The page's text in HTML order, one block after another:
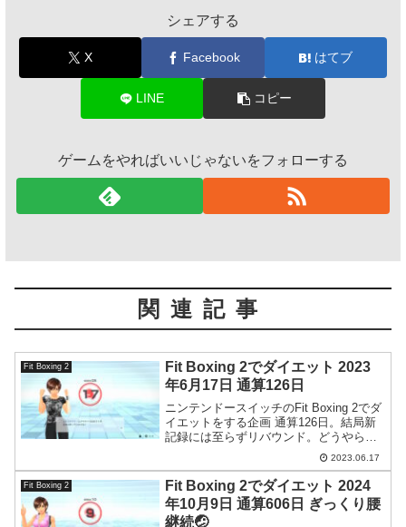
シェアする
X Facebook はてブ
LINE コピー
ゲームをやればいいじゃないをフォローする
関連記事
Fit Boxing 2
Fit Boxing 2でダイエット 2023
年6月17日 通算126日
ニンテンドースイッチのFit Boxing 2でダ
イエットをする企画 通算126日。結局新
記録には至らずリバウンド。どうやら今
2023.06.17
Fit Boxing 2
Fit Boxing 2でダイエット 2024
年10月9日 通算606日 ぎっくり腰
継続🤕